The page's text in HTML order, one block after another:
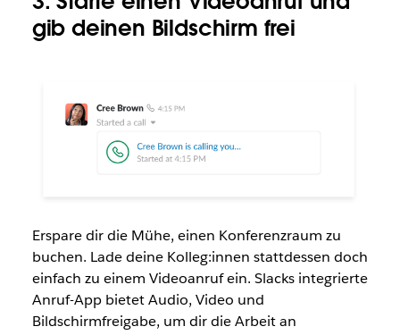
gib deinen Bildschirm frei
Erspare dir die Mühe, einen Konferenzraum zu
buchen. Lade deine Kolleg:innen stattdessen doch
einfach zu einem Videoanruf ein. Slacks integrierte
Anruf-App bietet Audio, Video und
Bildschirmfreigabe, um dir die Arbeit an